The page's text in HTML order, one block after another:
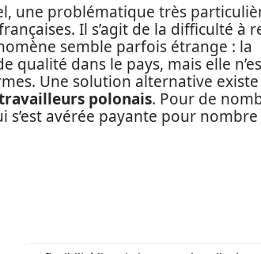
une problématique très
Il s’agit de la difficulté à
semble parfois étrange : la
dans le pays, mais elle
Une solution alternative existe
polonais. Pour de
avérée payante pour nombre